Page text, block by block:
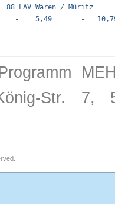
88 LAV Waren / Müritz
-    5,49       -
Str.